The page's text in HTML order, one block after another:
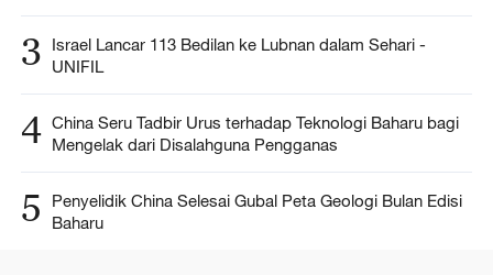
3
Israel Lancar 113 Bedilan ke Lubnan dalam Sehari -
UNIFIL
4 China Seru Tadbir Urus terhadap Teknologi Baharu bagi
Mengelak dari Disalahguna Pengganas
5
Penyelidik China Selesai Gubal Peta Geologi Bulan Edisi
Baharu